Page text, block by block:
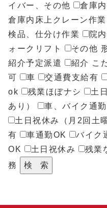
空港で働く
個人情報保護方針
労働派遣事業に関わる
安全輸送に関する取り
一般貨物運送事業につ
健康経営の取り組み
パソナグループ
リンクについて
サイトマップ
物流センター関連業務
ルートラウンダー・
働き方を変えるバッ
パソナロジコムの共
人材紹介
紹介予定派遣
イバー、その他
倉庫
倉庫内床上クレーン作業
検品、仕分け作業
院
ォークリフト
その他
紹介予定派遣
紹介 こ
可
車 交通費支給有
ok
残業ほぼナシ
土
あり）
車、バイク通
土日祝休み（月2回土
有
車通勤OK バイク
OK
土日祝休み 残業
務